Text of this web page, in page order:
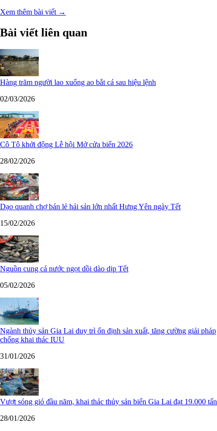
Xem thêm bài viết →
Bài viết liên quan
Hàng trăm người lao xuống ao bắt cá sau hiệu lệnh
02/03/2026
Cô Tô khởi động Lễ hội Mở cửa biển 2026
28/02/2026
Dạo quanh chợ bán lẻ hải sản lớn nhất Hưng Yên ngày Tết
15/02/2026
Nguồn cung cá nước ngọt dồi dào dịp Tết
05/02/2026
Ngành thủy sản Gia Lai duy trì ổn định sản xuất, tăng cường giải pháp
chống khai thác IUU
31/01/2026
Vượt sóng gió đầu năm, khai thác thủy sản biển Gia Lai đạt 19.000 tấn
28/01/2026